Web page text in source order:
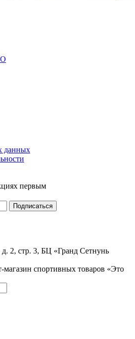
данных
первым
2, стр. 3, БЦ «Гранд Сетнунь
спортивных товаров «Это